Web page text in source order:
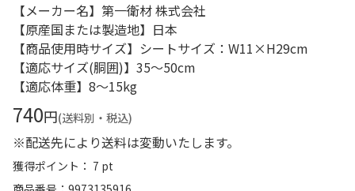
【メーカー名】第一衛材 株式会社
【原産国または製造地】日本
【商品使用時サイズ】シートサイズ：W11×H29cm
【適応サイズ(胴囲)】35～50cm
【適応体重】8～15kg
740円(送料別・税込)
※配送先により送料は変動いたします。
獲得ポイント： 7 pt